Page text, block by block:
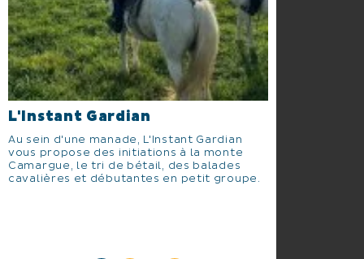
L'Instant Gardian
Au sein d'une manade, L'Instant Gardian
vous propose des initiations à la monte
Camargue, le tri de bétail, des balades
cavalières et débutantes en petit groupe.